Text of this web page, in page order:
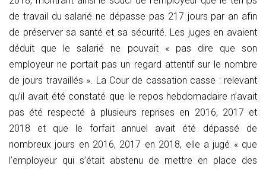
de travail du salarié ne dépasse pas 217 jours par an afin
de préserver sa santé et sa sécurité. Les juges en avaient
déduit que le salarié ne pouvait « pas dire que son
employeur ne portait pas un regard attentif sur le nombre
de jours travaillés ». La Cour de cassation casse : relevant
qu’il avait été constaté que le repos hebdomadaire n’avait
pas été respecté à plusieurs reprises en 2016, 2017 et
2018 et que le forfait annuel avait été dépassé de
nombreux jours en 2016, 2017 en 2018, elle a jugé « que
l’employeur qui s’était abstenu de mettre en place des